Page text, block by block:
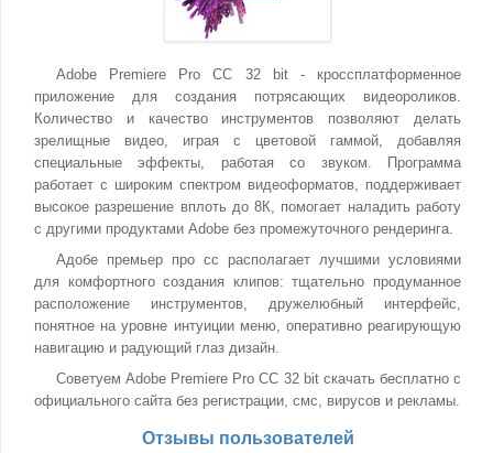
Adobe Premiere Pro CC 32 bit - кроссплатформенное
приложение для создания потрясающих видеороликов.
Количество и качество инструментов позволяют делать
зрелищные видео, играя с цветовой гаммой, добавляя
специальные эффекты, работая со звуком. Программа
работает с широким спектром видеоформатов, поддерживает
высокое разрешение вплоть до 8К, помогает наладить работу
с другими продуктами Adobe без промежуточного рендеринга.
Адобе премьер про сс располагает лучшими условиями
для комфортного создания клипов: тщательно продуманное
расположение инструментов, дружелюбный интерфейс,
понятное на уровне интуиции меню, оперативно реагирующую
навигацию и радующий глаз дизайн.
Советуем Adobe Premiere Pro CC 32 bit скачать бесплатно с
официального сайта без регистрации, смс, вирусов и рекламы.
Отзывы пользователей